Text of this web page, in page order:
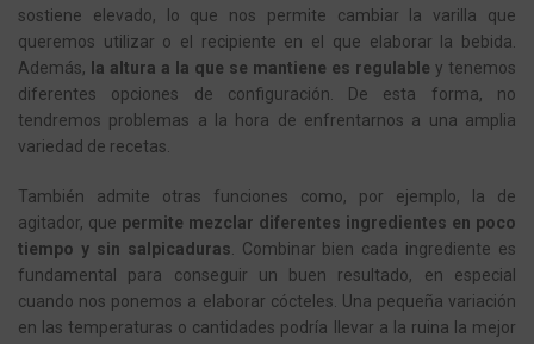
sostiene elevado, lo que nos permite cambiar la varilla que
queremos utilizar o el recipiente en el que elaborar la bebida.
Además,
la altura a la que se mantiene es regulable y tenemos
diferentes opciones de configuración. De esta forma, no
tendremos problemas a la hora de enfrentarnos a una amplia
variedad de recetas.
También admite otras funciones como, por ejemplo, la de
agitador, que permite mezclar diferentes ingredientes en poco
tiempo y sin salpicaduras. Combinar bien cada ingrediente es
fundamental para conseguir un buen resultado, en especial
cuando nos ponemos a elaborar cócteles. Una pequeña variación
en las temperaturas o cantidades podría llevar a la ruina la mejor